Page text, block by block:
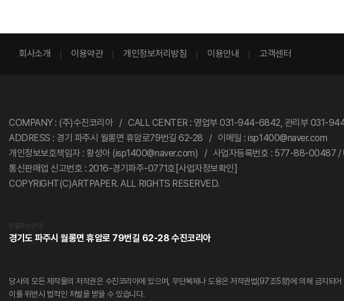
회사소개 이용약관 개인정보처리방침 이용안내 고객센터
COMPANY : (주)수진코리아 / CALL CENTER : 영업부 031-944-6842, 관리부 031-
ADDRESS : 경기 파주시 월롱면 휴암로79번길 62-28 / 이메일 : isp1400@naver.com
개인정보보호책임자 : 황성아 (isp1400@naver.com) / 사업자등록번호 : 577-88-00487 /
통신판매업 신고번호 : 2016-경기파주-0771호[사업자정보확인]
COPYRIGHT(C)ARTPAPER. ALL RIGHTS RESERVED.
경기도 파주시 월롱면 휴암로 79번길 62-28 수진코리아
당사의 모든 제작물의 저작권은 수진코리아에 있으며, 무단복제나 도용은 저작권법(97조5항)에 의해 금지되어
이를 위반시 법적인 처벌을 받을 수 있습니다.